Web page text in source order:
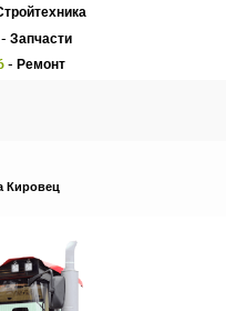
Запчасти
- Ремонт
Кировец